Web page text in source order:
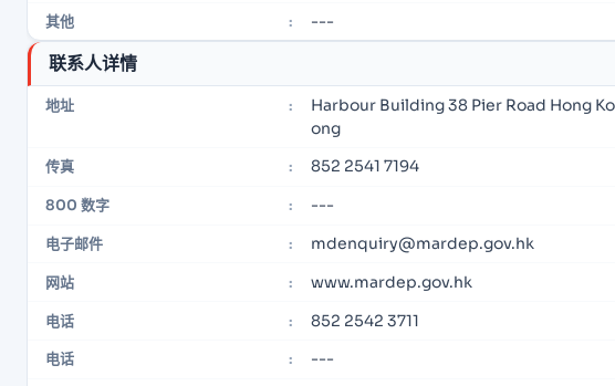
其他 : ---
联系人详情
地址 :
Harbour Building 38 Pier Road Hong
ong
传真 : 852 2541 7194
800 数字 : ---
电子邮件 : mdenquiry@mardep.gov.hk
网站 : www.mardep.gov.hk
电话 : 852 2542 3711
电话 : ---